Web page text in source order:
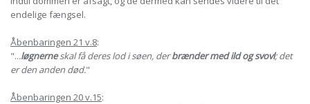
endelige fængsel.
Åbenbaringen 21 v.8:
"...løgnerneskal få deres lod i søen, derbrænder med ild og svovl; det
er den anden død."
Åbenbaringen 20 v.15: